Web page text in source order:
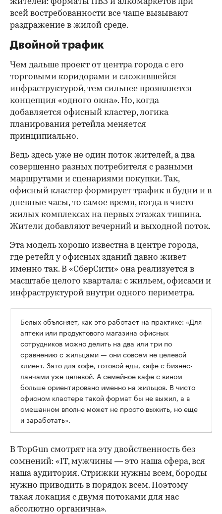
жителей: форматы ПВЗ и алкомаркетов при
всей востребованности все чаще вызывают
раздражение в жилой среде.
Двойной трафик
Чем дальше проект от центра города с его
торговыми коридорами и сложившейся
инфраструктурой, тем сильнее проявляется
концепция «одного окна». Но, когда
добавляется офисный кластер, логика
планирования ретейла меняется
принципиально.
Ведь здесь уже не один поток жителей, а два
совершенно разных потребителя с разными
маршрутами и сценариями покупки. Так,
офисный кластер формирует трафик в будни и в
дневные часы, то самое время, когда в чисто
жилых комплексах на первых этажах тишина.
Жители добавляют вечерний и выходной поток.
Эта модель хорошо известна в центре города,
где ретейл у офисных зданий давно живет
именно так. В «СберСити» она реализуется в
масштабе целого квартала: с жильем, офисами и
инфраструктурой внутри одного периметра.
Белых объясняет, как это работает на практике: «Для
аптеки или продуктового магазина офисных
сотрудников можно делить на два или три по
сравнению с жильцами — они совсем не целевой
клиент. Зато для кофе, готовой еды, кафе с бизнес-
ланчами уже целевой. А семейное кафе с вином
больше ориентировано именно на жильцов. В чисто
офисном кластере такой формат бы не выжил, а в
смешанном вполне может не просто выжить, но еще
и заработать».
В TopGun смотрят на эту двойственность без
сомнений: «IT, мужчины — это наша сфера, вся
наша аудитория. Стрижки нужны всем, бороды
нужно приводить в порядок всем. Поэтому
такая локация с двумя потоками для нас
абсолютно органична».